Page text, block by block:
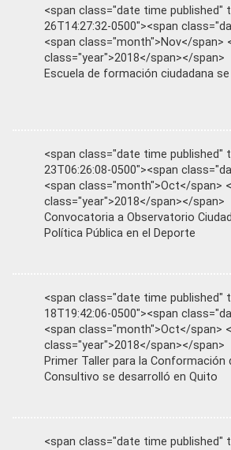
<span class="date time published"
26T14:27:32-0500"><span
<span class="month">Nov</span>
class="year">2018</span></span>
Escuela de formación ciudadana
<span class="date time published"
23T06:26:08-0500"><span
<span class="month">Oct</span>
class="year">2018</span></span>
Convocatoria a Observatorio
Política Pública en el Deporte
<span class="date time published"
18T19:42:06-0500"><span
<span class="month">Oct</span>
class="year">2018</span></span>
Primer Taller para la Conformación
Consultivo se desarrolló en Quito
<span class="date time published"